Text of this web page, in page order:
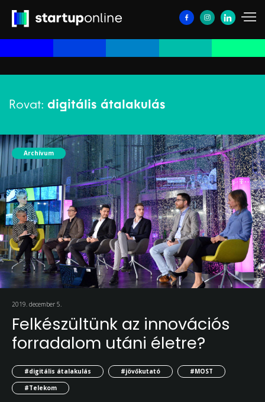
Rovat: digitális átalakulás
Archívum
2019. december 5.
Felkészültünk az innovációs
forradalom utáni életre?
#digitális átalakulás #jövőkutató
#MOST
#Telekom